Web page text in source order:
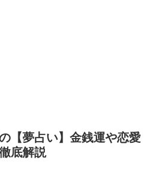
【夢占い】金銭運や恋愛
底解説